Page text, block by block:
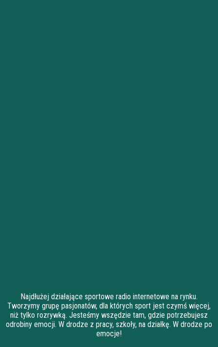
Najdłużej działające sportowe radio internetowe na rynku.
Tworzymy grupę pasjonatów, dla których sport jest czymś więcej,
niż tylko rozrywką. Jesteśmy wszędzie tam, gdzie potrzebujesz
odrobiny emocji. W drodze z pracy, szkoły, na działkę. W drodze po
emocje!